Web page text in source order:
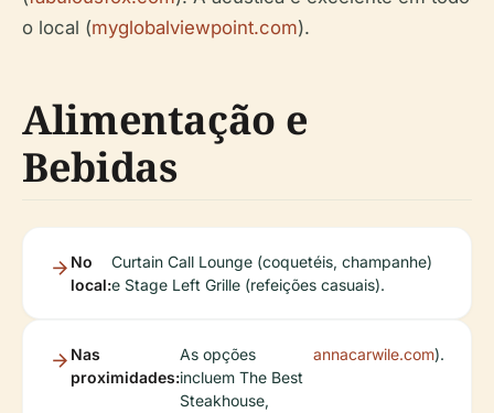
o local (myglobalviewpoint.com).
Alimentação e
Bebidas
No
local:
Curtain Call Lounge (coquetéis, champanhe)
e Stage Left Grille (refeições casuais).
Nas
proximidades:
As opções
incluem The Best
Steakhouse,
annacarwile.com).